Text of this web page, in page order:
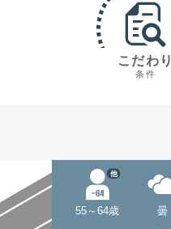
こだわり
条件
55～64歳
他
曇